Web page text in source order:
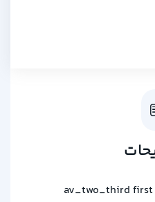
[av_two_third